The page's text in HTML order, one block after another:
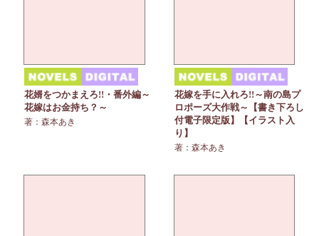
花婿をつかまえろ!!・番外編～
花嫁はお金持ち？～
著：森本あき
花嫁を手に入れろ!!～南の島プ
ロポーズ大作戦～【書き下ろし
付電子限定版】【イラスト入
り】
著：森本あき